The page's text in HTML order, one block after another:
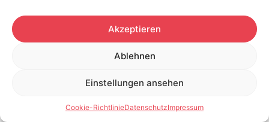
Akzeptieren
Ablehnen
Einstellungen ansehen
Cookie-RichtlinieDatenschutzImpressum